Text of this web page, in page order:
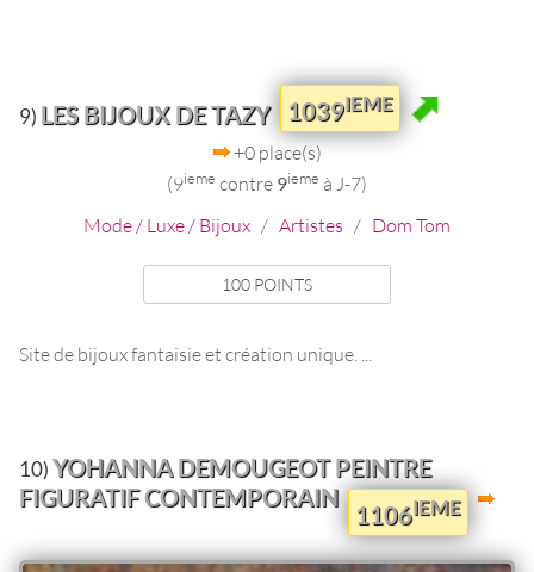
9) LES BIJOUX DE TAZY 1039IEME
+0 place(s)
(9ieme contre 9ieme à J-7)
Mode / Luxe / Bijoux / Artistes / Dom Tom
100 POINTS
Site de bijoux fantaisie et création unique. ...
10)YOHANNA DEMOUGEOT PEINTRE
FIGURATIF CONTEMPORAIN
1106IEME